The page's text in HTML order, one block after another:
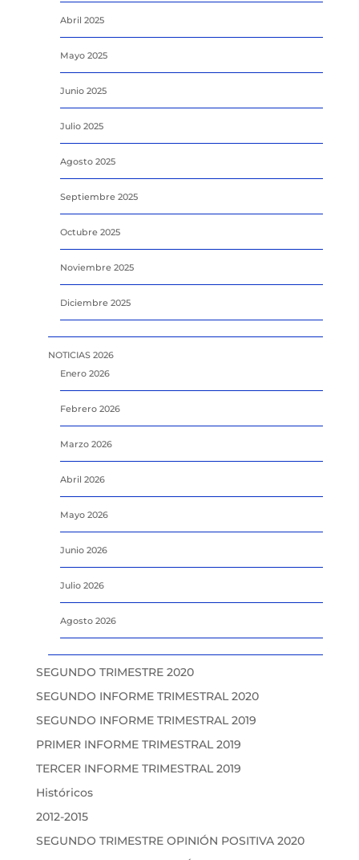
Abril 2025
Mayo 2025
Junio 2025
Julio 2025
Agosto 2025
Septiembre 2025
Octubre 2025
Noviembre 2025
Diciembre 2025
NOTICIAS 2026
Enero 2026
Febrero 2026
Marzo 2026
Abril 2026
Mayo 2026
Junio 2026
Julio 2026
Agosto 2026
SEGUNDO TRIMESTRE 2020
SEGUNDO INFORME TRIMESTRAL 2020
SEGUNDO INFORME TRIMESTRAL 2019
PRIMER INFORME TRIMESTRAL 2019
TERCER INFORME TRIMESTRAL 2019
Históricos
2012-2015
SEGUNDO TRIMESTRE OPINIÓN POSITIVA 2020